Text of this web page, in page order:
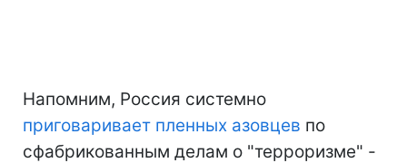
Напомним, Россия системно
приговаривает пленных азовцев по
сфабрикованным делам о "терроризме" -